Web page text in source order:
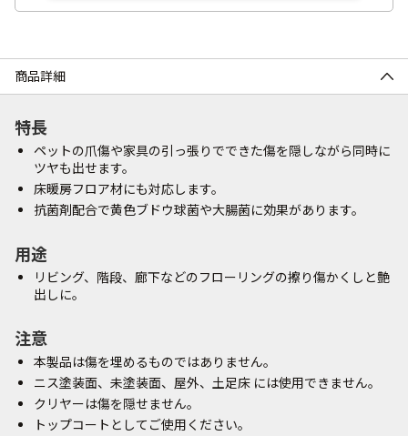
商品詳細
特長
ペットの爪傷や家具の引っ張りでできた傷を隠しながら同時に
ツヤも出せます。
床暖房フロア材にも対応します。
抗菌剤配合で黄色ブドウ球菌や大腸菌に効果があります。
用途
リビング、階段、廊下などのフローリングの擦り傷かくしと艶
出しに。
注意
本製品は傷を埋めるものではありません。
ニス塗装面、未塗装面、屋外、土足床 には使用できません。
クリヤーは傷を隠せません。
トップコートとしてご使用ください。